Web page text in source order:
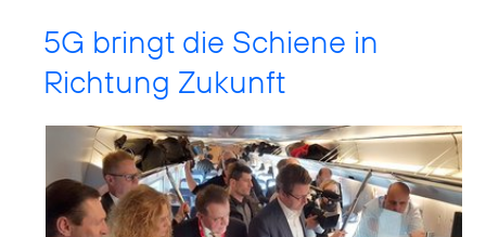
5G bringt die Schiene in
Richtung Zukunft